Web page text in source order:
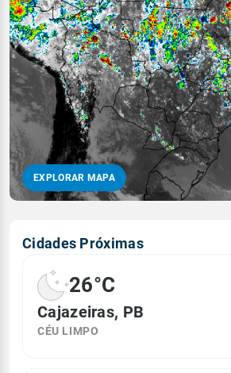
EXPLORAR MAPA
Cidades Próximas
26°C
Cajazeiras, PB
CÉU LIMPO